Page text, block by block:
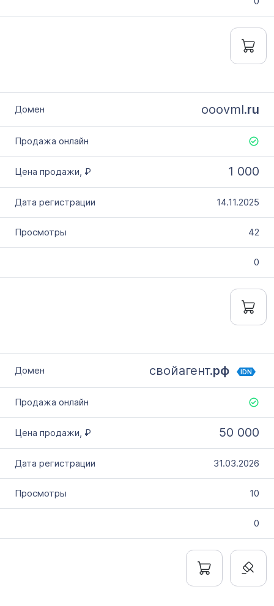
ooovml.ru
1 000
14.11.2025
42
0
свойагент.рф IDN
50 000
31.03.2026
10
0